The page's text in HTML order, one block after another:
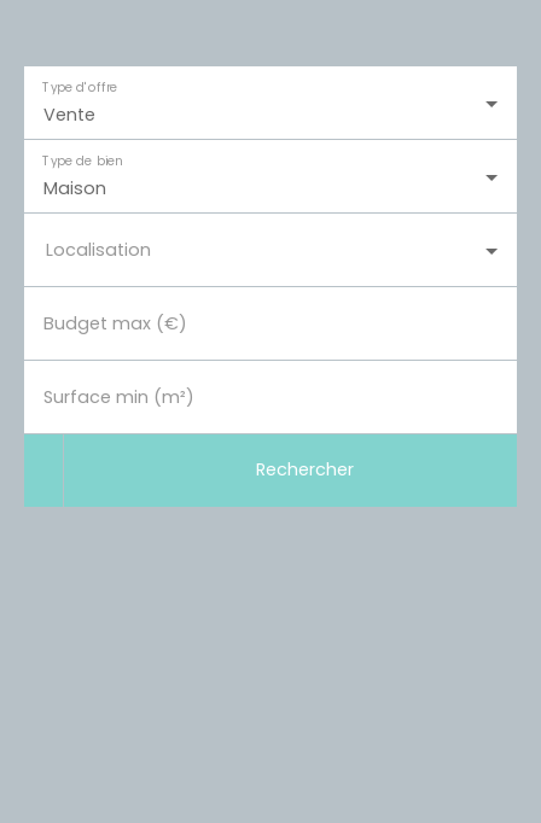
Vente
Type d'offre
Maison
Type de bien
Localisation
Budget max (€)
Surface min (m²)
Rechercher